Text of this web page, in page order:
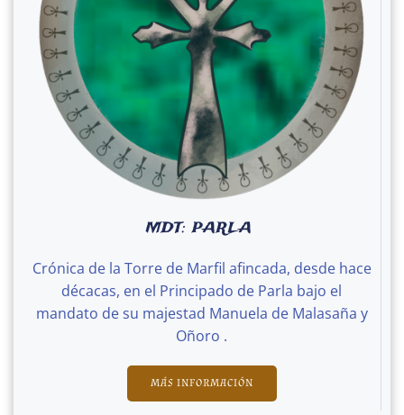
MDT: PARLA
Crónica de la Torre de Marfil afincada, desde hace
décacas, en el Principado de Parla bajo el
mandato de su majestad Manuela de Malasaña y
Oñoro .
MÁS INFORMACIÓN